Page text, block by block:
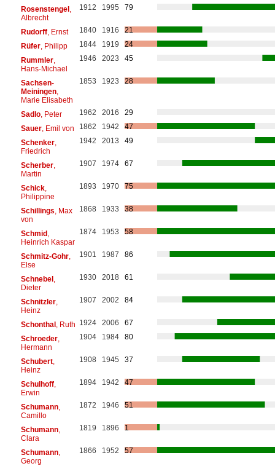
Rosenstengel,
Albrecht
1912 1995 79
Rudorff, Ernst 1840 1916
21
Rüfer, Philipp 1844 1919
24
Rummler,
Hans-Michael
1946 2023 45
Sachsen-
Meiningen,
Marie Elisabeth
1853 1923 28
Sadlo, Peter 1962 2016
29
Sauer, Emil von 1862 1942
47
Schenker,
Friedrich
1942 2013 49
Scherber,
Martin
1907 1974 67
Schick,
Philippine
1893 1970 75
Schillings , Max
von
1868 1933 38
Schmid,
Heinrich Kaspar
1874 1953 58
Schmitz-Gohr,
Else
1901 1987 86
Schnebel,
Dieter
1930 2018 61
Schnitzler,
Heinz
1907 2002 84
Schonthal, Ruth 1924 2006
67
Schroeder,
Hermann
1904 1984 80
Schubert,
Heinz
1908 1945 37
Schulhoff,
Erwin
1894 1942 47
Schumann,
Camillo
1872 1946 51
Schumann,
Clara
1819 1896 1
Schumann,
Georg
1866 1952 57